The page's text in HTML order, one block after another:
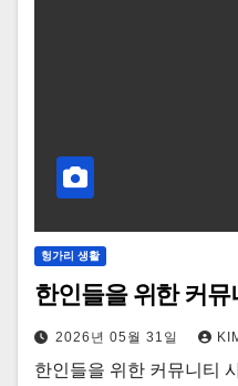
헝가리 생활
한인들을 위한 커
2026년 05월 31일
한인들을 위한 커뮤니티